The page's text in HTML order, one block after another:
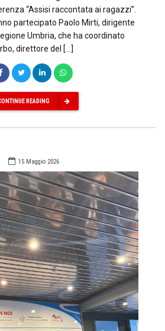
“Assisi raccontata ai ragazzi”.
partecipato Paolo Mirti, dirigente
Umbria, che ha coordinato
direttore del […]
READING
15 Maggio 2026